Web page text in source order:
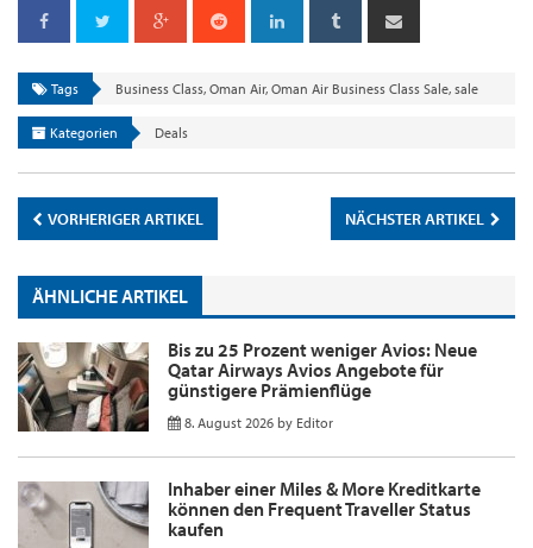
Tags Business Class, Oman Air, Oman Air Business Class Sale, sale
Kategorien Deals
VORHERIGER ARTIKEL NÄCHSTER ARTIKEL
ÄHNLICHE ARTIKEL
Bis zu 25 Prozent weniger Avios: Neue
Qatar Airways Avios Angebote für
günstigere Prämienflüge
8. August 2026 by Editor
Inhaber einer Miles & More Kreditkarte
können den Frequent Traveller Status
kaufen